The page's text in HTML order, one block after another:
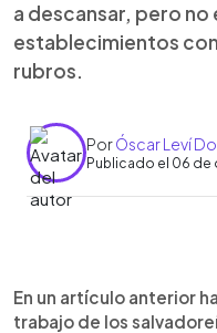
a descansar, pero no
establecimientos
rubros.
PorÓscar Leví
Publicado el 06 de
► Escuchar
En un artículo anterior
trabajo de los